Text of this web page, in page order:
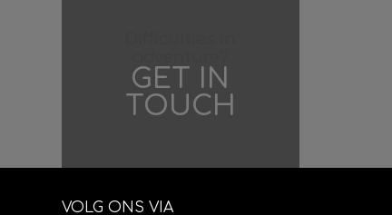
GET IN
TOUCH
VOLG ONS VIA